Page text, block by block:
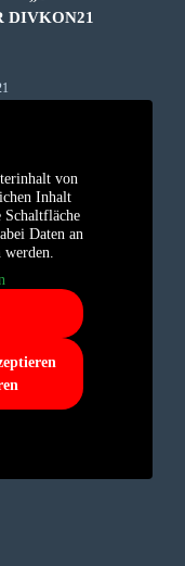
DIVKON21
von
Inhalt
Daten an